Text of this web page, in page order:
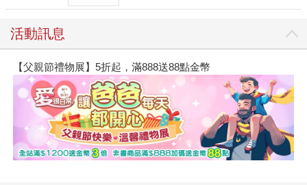
活動訊息
【父親節禮物展】5折起，滿888送88點金幣